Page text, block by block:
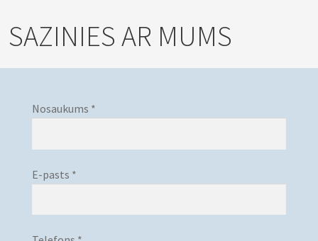
SAZINIES AR MUMS
Nosaukums *
E-pasts *